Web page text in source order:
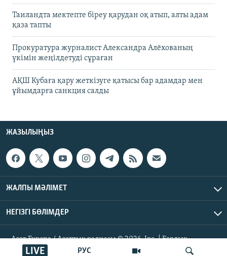
РУС
LIVE
Таиландта мектепте біреу қарудан оқ атып, алты адам
қаза тапты
Прокуратура журналист Александра Алёхованың
үкімін жеңілдетуді сұраған
АҚШ Кубаға қару жеткізуге қатысы бар адамдар мен
ұйымдарға санкция салды
ЖАЗЫЛЫҢЫЗ
ЖАЛПЫ МӘЛІМЕТ
НЕГІЗГІ БӨЛІМДЕР
Азат Еуропа / Азаттық радиосы © 2026, Inc. | Барлық
құқықтары қорғалған